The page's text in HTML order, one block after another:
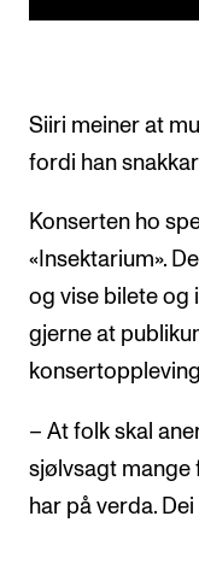
Siiri meiner at
fordi han
Konserten ho
«Insektarium».
og vise bilete og
gjerne at
– At folk skal
sjølvsagt mange
har på verda.